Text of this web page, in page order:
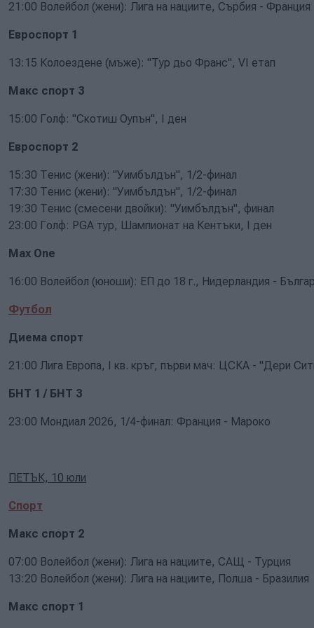
21:00 Волейбол (жени): Лига на нациите, Сърбия - Франция
Евроспорт 1
13:15 Колоездене (мъже): "Тур дьо Франс", VI етап
Макс спорт 3
15:00 Голф: "Скотиш Оупън", I ден
Евроспорт 2
15:30 Тенис (жени): "Уимбълдън", 1/2-финал
17:30 Тенис (жени): "Уимбълдън", 1/2-финал
19:30 Тенис (смесени двойки): "Уимбълдън", финал
23:00 Голф: PGA тур, Шампионат на Кентъки, I ден
Max One
16:00 Волейбол (юноши): ЕП до 18 г., Нидерландия -
Футбол
Диема спорт
21:00 Лига Европа, I кв. кръг, първи мач: ЦСКА - "Дери
БНТ 1 / БНТ 3
23:00 Мондиал 2026, 1/4-финал: Франция - Мароко
ПЕТЪК, 10 юли
Спорт
Макс спорт 2
07:00 Волейбол (жени): Лига на нациите, САЩ - Турция
13:20 Волейбол (жени): Лига на нациите, Полша - Бразилия
Макс спорт 1